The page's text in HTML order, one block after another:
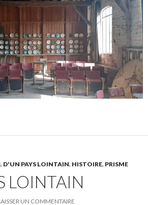
, D'UN PAYS LOINTAIN, HISTOIRE, PRISME
LOINTAIN
UN COMMENTAIRE